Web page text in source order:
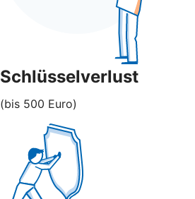
Schlüsselverlust
(bis 500 Euro)